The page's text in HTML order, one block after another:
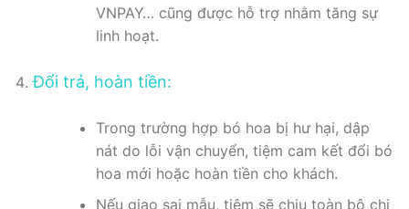
VNPAY… cũng được hỗ trợ nhằm tăng sự
linh hoạt.
Đổi trả, hoàn tiền:
Trong trường hợp bó hoa bị hư hại, dập
nát do lỗi vận chuyển, tiệm cam kết đổi bó
hoa mới hoặc hoàn tiền cho khách.
Nếu giao sai mẫu, tiệm sẽ chịu toàn bộ chi